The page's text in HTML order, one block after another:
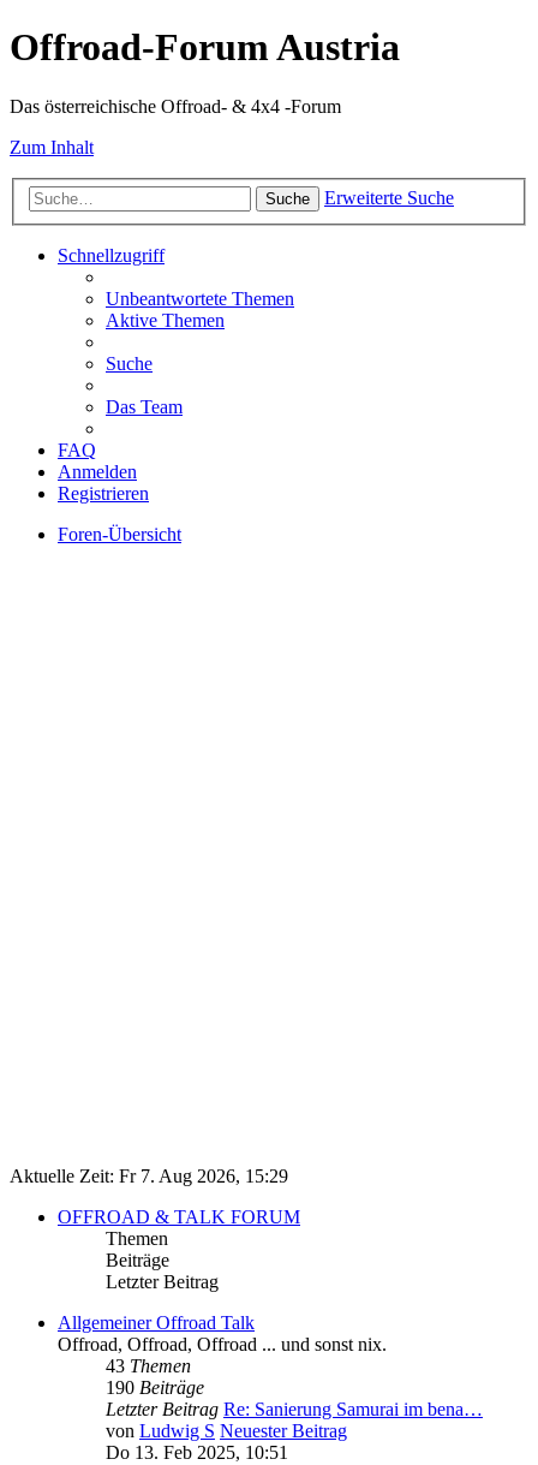
Offroad-Forum Austria
Das österreichische Offroad- & 4x4 -Forum
Zum Inhalt
Suche Erweiterte Suche
Schnellzugriff
Unbeantwortete Themen
Aktive Themen
Suche
Das Team
FAQ
Anmelden
Registrieren
Foren-Übersicht
Aktuelle Zeit: Fr 7. Aug 2026, 15:29
OFFROAD & TALK FORUM
Themen
Beiträge
Letzter Beitrag
Allgemeiner Offroad Talk
Offroad, Offroad, Offroad ... und sonst nix.
43 Themen
190 Beiträge
Letzter Beitrag Re: Sanierung Samurai im bena…
von Ludwig S Neuester Beitrag
Do 13. Feb 2025, 10:51